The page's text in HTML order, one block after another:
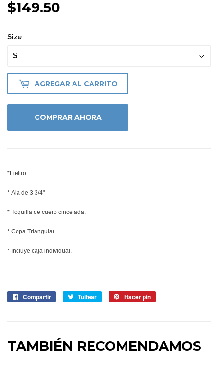
$149.50
Size
AGREGAR AL CARRITO
COMPRAR AHORA
*Fieltro
* Ala de 3 3/4"
* Toquilla de cuero cincelada.
* Copa Triangular
* Incluye caja individual.
Compartir
CompartirTuitear
Tuitear Hacer pin
TAMBIÉN RECOMENDAMOS